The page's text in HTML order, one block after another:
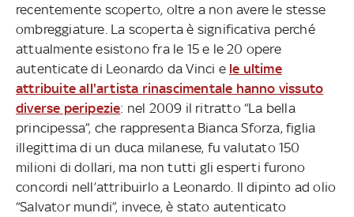
recentemente scoperto, oltre a non avere le stesse
ombreggiature. La scoperta è significativa perché
attualmente esistono fra le 15 e le 20 opere
autenticate di Leonardo da Vinci e le ultime
attribuite all'artista rinascimentale hanno vissuto
diverse peripezie: nel 2009 il ritratto “La bella
principessa”, che rappresenta Bianca Sforza, figlia
illegittima di un duca milanese, fu valutato 150
milioni di dollari, ma non tutti gli esperti furono
concordi nell’attribuirlo a Leonardo. Il dipinto ad olio
“Salvator mundi”, invece, è stato autenticato